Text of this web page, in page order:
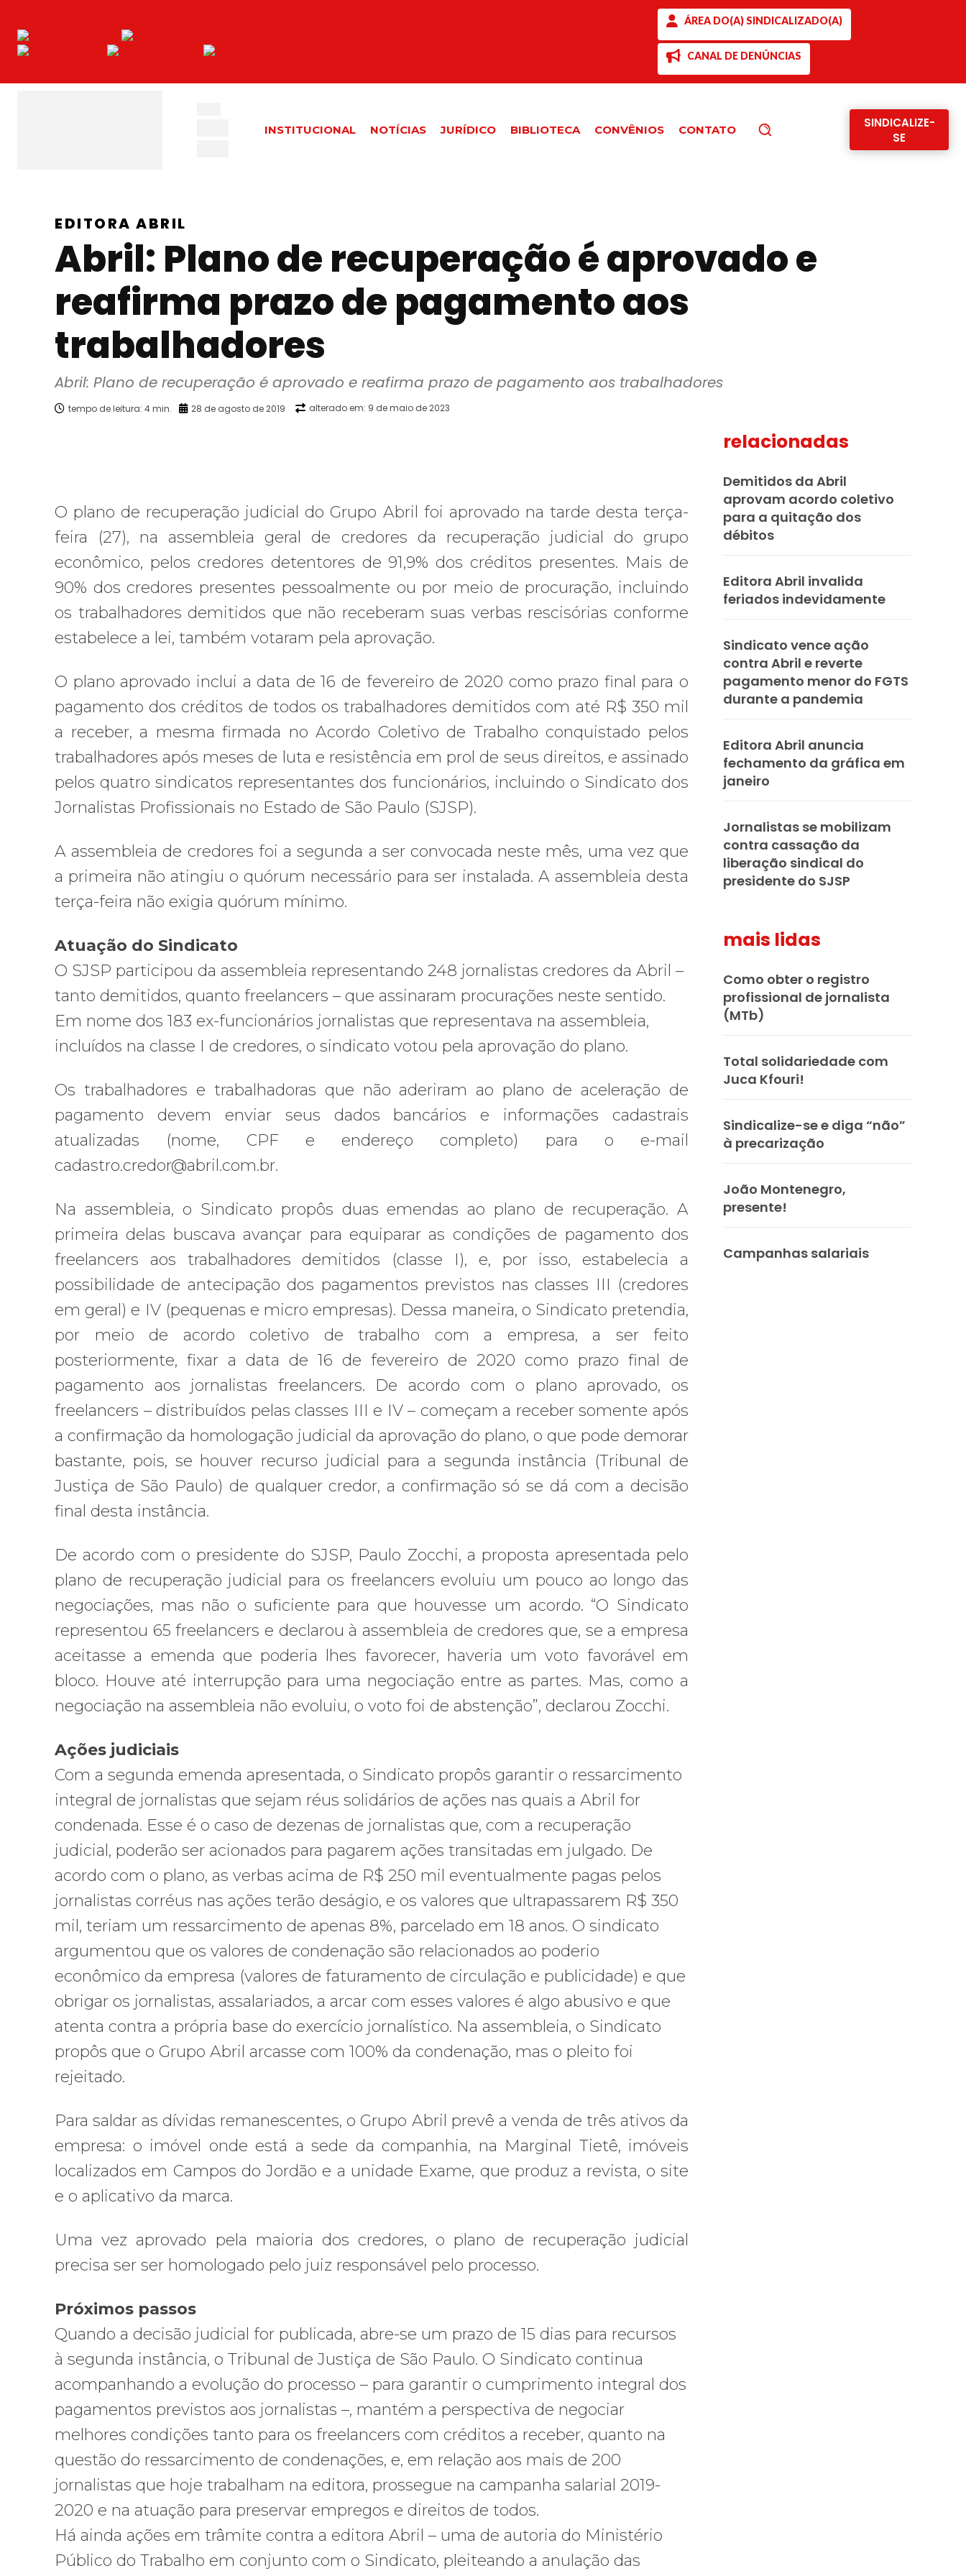
ÁREA DO(A) SINDICALIZADO(A)
CANAL DE DENÚNCIAS
INSTITUCIONAL NOTÍCIAS JURÍDICO BIBLIOTECA CONVÊNIOS CONTATO
SINDICALIZE-
SE
EDITORA ABRIL
Abril: Plano de recuperação é aprovado e
reafirma prazo de pagamento aos
trabalhadores
Abril: Plano de recuperação é aprovado e reafirma prazo de pagamento aos trabalhadores
tempo de leitura: 4min. 28 de agosto de 2019 alterado em: 9 de maio de 2023
O plano de recuperação judicial do Grupo Abril foi aprovado na tarde desta terça-
feira (27), na assembleia geral de credores da recuperação judicial do grupo
econômico, pelos credores detentores de 91,9% dos créditos presentes. Mais de
90% dos credores presentes pessoalmente ou por meio de procuração, incluindo
os trabalhadores demitidos que não receberam suas verbas rescisórias conforme
estabelece a lei, também votaram pela aprovação.
O plano aprovado inclui a data de 16 de fevereiro de 2020 como prazo final para o
pagamento dos créditos de todos os trabalhadores demitidos com até R$ 350 mil
a receber, a mesma firmada no Acordo Coletivo de Trabalho conquistado pelos
trabalhadores após meses de luta e resistência em prol de seus direitos, e assinado
pelos quatro sindicatos representantes dos funcionários, incluindo o Sindicato dos
Jornalistas Profissionais no Estado de São Paulo (SJSP).
A assembleia de credores foi a segunda a ser convocada neste mês, uma vez que
a primeira não atingiu o quórum necessário para ser instalada. A assembleia desta
terça-feira não exigia quórum mínimo.
Atuação do Sindicato
O SJSP participou da assembleia representando 248 jornalistas credores da Abril –
tanto demitidos, quanto freelancers – que assinaram procurações neste sentido.
Em nome dos 183 ex-funcionários jornalistas que representava na assembleia,
incluídos na classe I de credores, o sindicato votou pela aprovação do plano.
Os trabalhadores e trabalhadoras que não aderiram ao plano de aceleração de
pagamento devem enviar seus dados bancários e informações cadastrais
atualizadas (nome, CPF e endereço completo) para o e-mail
cadastro.credor@abril.com.br.
Na assembleia, o Sindicato propôs duas emendas ao plano de recuperação. A
primeira delas buscava avançar para equiparar as condições de pagamento dos
freelancers aos trabalhadores demitidos (classe I), e, por isso, estabelecia a
possibilidade de antecipação dos pagamentos previstos nas classes III (credores
em geral) e IV (pequenas e micro empresas). Dessa maneira, o Sindicato pretendia,
por meio de acordo coletivo de trabalho com a empresa, a ser feito
posteriormente, fixar a data de 16 de fevereiro de 2020 como prazo final de
pagamento aos jornalistas freelancers. De acordo com o plano aprovado, os
freelancers – distribuídos pelas classes III e IV – começam a receber somente após
a confirmação da homologação judicial da aprovação do plano, o que pode demorar
bastante, pois, se houver recurso judicial para a segunda instância (Tribunal de
Justiça de São Paulo) de qualquer credor, a confirmação só se dá com a decisão
final desta instância.
De acordo com o presidente do SJSP, Paulo Zocchi, a proposta apresentada pelo
plano de recuperação judicial para os freelancers evoluiu um pouco ao longo das
negociações, mas não o suficiente para que houvesse um acordo. “O Sindicato
representou 65 freelancers e declarou à assembleia de credores que, se a empresa
aceitasse a emenda que poderia lhes favorecer, haveria um voto favorável em
bloco. Houve até interrupção para uma negociação entre as partes. Mas, como a
negociação na assembleia não evoluiu, o voto foi de abstenção”, declarou Zocchi.
Ações judiciais
Com a segunda emenda apresentada, o Sindicato propôs garantir o ressarcimento
integral de jornalistas que sejam réus solidários de ações nas quais a Abril for
condenada. Esse é o caso de dezenas de jornalistas que, com a recuperação
judicial, poderão ser acionados para pagarem ações transitadas em julgado. De
acordo com o plano, as verbas acima de R$ 250 mil eventualmente pagas pelos
jornalistas corréus nas ações terão deságio, e os valores que ultrapassarem R$ 350
mil, teriam um ressarcimento de apenas 8%, parcelado em 18 anos. O sindicato
argumentou que os valores de condenação são relacionados ao poderio
econômico da empresa (valores de faturamento de circulação e publicidade) e que
obrigar os jornalistas, assalariados, a arcar com esses valores é algo abusivo e que
atenta contra a própria base do exercício jornalístico. Na assembleia, o Sindicato
propôs que o Grupo Abril arcasse com 100% da condenação, mas o pleito foi
rejeitado.
Para saldar as dívidas remanescentes, o Grupo Abril prevê a venda de três ativos da
empresa: o imóvel onde está a sede da companhia, na Marginal Tietê, imóveis
localizados em Campos do Jordão e a unidade Exame, que produz a revista, o site
e o aplicativo da marca.
Uma vez aprovado pela maioria dos credores, o plano de recuperação judicial
precisa ser ser homologado pelo juiz responsável pelo processo.
Próximos passos
Quando a decisão judicial for publicada, abre-se um prazo de 15 dias para recursos
à segunda instância, o Tribunal de Justiça de São Paulo. O Sindicato continua
acompanhando a evolução do processo – para garantir o cumprimento integral dos
pagamentos previstos aos jornalistas –, mantém a perspectiva de negociar
melhores condições tanto para os freelancers com créditos a receber, quanto na
questão do ressarcimento de condenações, e, em relação aos mais de 200
jornalistas que hoje trabalham na editora, prossegue na campanha salarial 2019-
2020 e na atuação para preservar empregos e direitos de todos.
Há ainda ações em trâmite contra a editora Abril – uma de autoria do Ministério
Público do Trabalho em conjunto com o Sindicato, pleiteando a anulação das
relacionadas
Demitidos da Abril
aprovam acordo coletivo
para a quitação dos
débitos
Editora Abril invalida
feriados indevidamente
Sindicato vence ação
contra Abril e reverte
pagamento menor do FGTS
durante a pandemia
Editora Abril anuncia
fechamento da gráfica em
janeiro
Jornalistas se mobilizam
contra cassação da
liberação sindical do
presidente do SJSP
mais lidas
Como obter o registro
profissional de jornalista
(MTb)
Total solidariedade com
Juca Kfouri!
Sindicalize-se e diga “não”
à precarização
João Montenegro,
presente!
Campanhas salariais